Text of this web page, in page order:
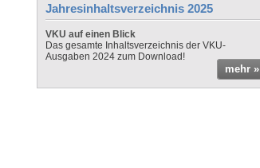
Jahresinhaltsverzeichnis 2025
VKU auf einen Blick
Das gesamte Inhaltsverzeichnis der VKU-
Ausgaben 2024 zum Download!
mehr »